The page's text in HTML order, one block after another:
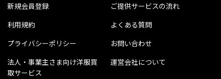
新規会員登録
利用規約
プライバシーポリシー
法人・事業主さま向け洋服買
取サービス
ご提供サービスの流れ
よくある質問
お問い合わせ
運営会社について